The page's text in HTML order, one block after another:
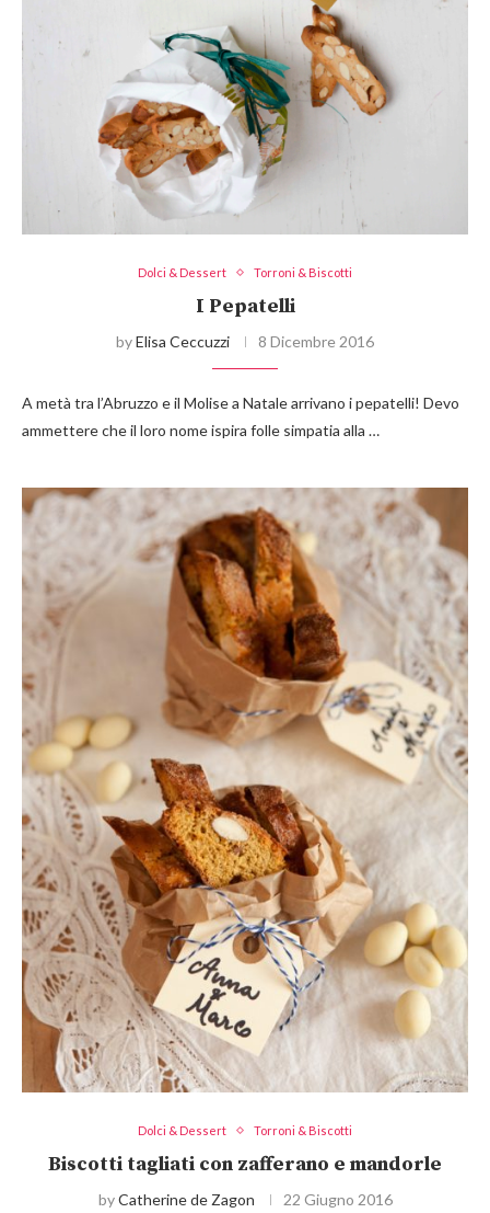
Dolci & Dessert Torroni & Biscotti
I Pepatelli
byElisa Ceccuzzi 8 Dicembre 2016
A metà tra l’Abruzzo e il Molise a Natale arrivano i pepatelli! Devo
ammettere che il loro nome ispira folle simpatia alla …
Dolci & Dessert Torroni & Biscotti
Biscotti tagliati con zafferano e mandorle
byCatherine de Zagon 22 Giugno 2016